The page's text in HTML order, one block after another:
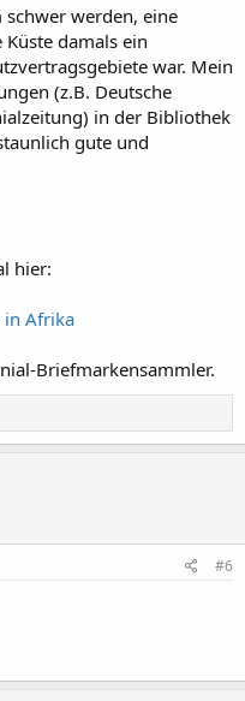
werden, eine
damals ein
war. Mein
(z.B. Deutsche
in der Bibliothek
gute und
hier:
in Afrika
Briefmarkensammler.
#6